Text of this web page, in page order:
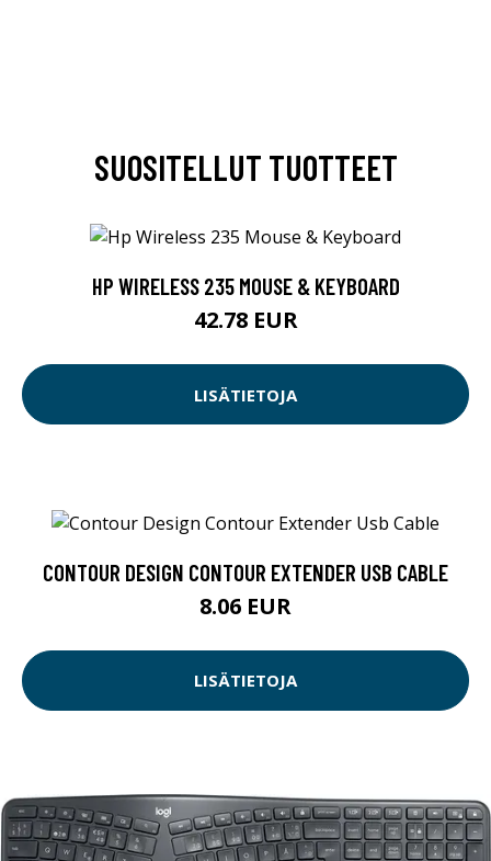
SUOSITELLUT TUOTTEET
HP WIRELESS 235 MOUSE & KEYBOARD
42.78 EUR
LISÄTIETOJA
CONTOUR DESIGN CONTOUR EXTENDER USB CABLE
8.06 EUR
LISÄTIETOJA